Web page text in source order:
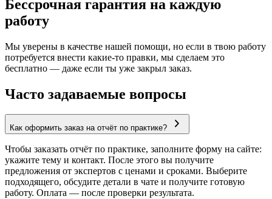
Бессрочная гарантия на каждую
работу
Мы уверены в качестве нашей помощи, но если в твою работу
потребуется внести какие-то правки, мы сделаем это
бесплатно — даже если ты уже закрыл заказ.
Часто задаваемые вопросы
Как оформить заказ на отчёт по практике?
Чтобы заказать отчёт по практике, заполните форму на сайте:
укажите тему и контакт. После этого вы получите
предложения от экспертов с ценами и сроками. Выберите
подходящего, обсудите детали в чате и получите готовую
работу. Оплата — после проверки результата.